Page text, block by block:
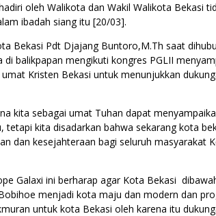
oleh Walikota dan Wakil Walikota Bekasi
ibadah siang itu [20/03].
Bekasi Pdt Djajang Buntoro,M.Th saat
balikpapan mengikuti kongres PGLII
Kristen Bekasi untuk menunjukkan
kita sebagai umat Tuhan dapat
tetapi kita disadarkan bahwa sekarang kota
dan kesejahteraan bagi seluruh masyarakat
Galaxi ini berharap agar Kota Bekasi
menjadi kota maju dan modern dan
untuk kota Bekasi oleh karena itu